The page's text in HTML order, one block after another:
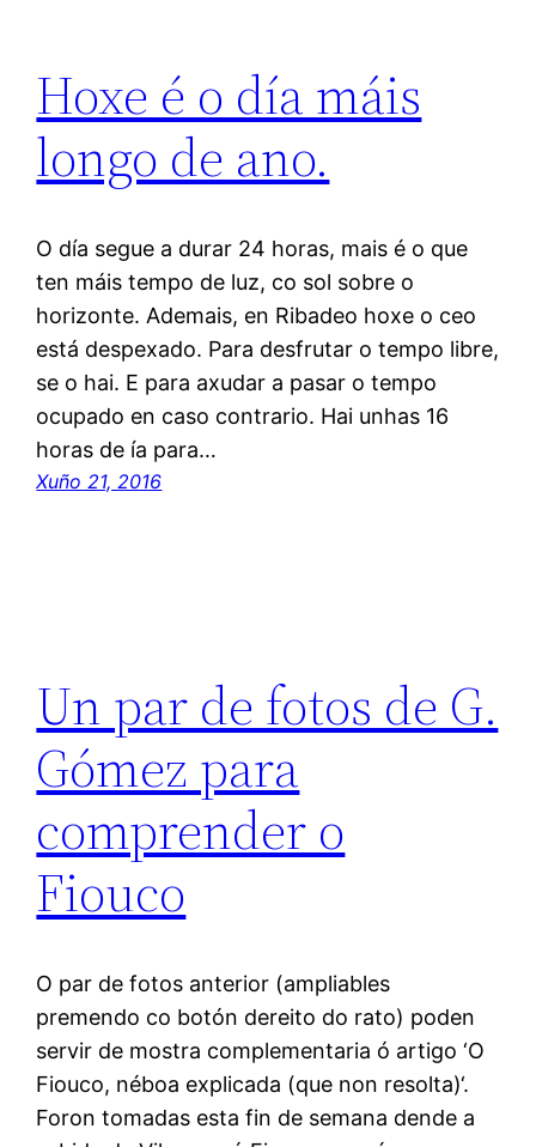
Hoxe é o día máis
longo de ano.
O día segue a durar 24 horas, mais é o que
ten máis tempo de luz, co sol sobre o
horizonte. Ademais, en Ribadeo hoxe o ceo
está despexado. Para desfrutar o tempo libre,
se o hai. E para axudar a pasar o tempo
ocupado en caso contrario. Hai unhas 16
horas de ía para…
Xuño 21, 2016
Un par de fotos de G.
Gómez para
comprender o
Fiouco
O par de fotos anterior (ampliables
premendo co botón dereito do rato) poden
servir de mostra complementaria ó artigo ‘O
Fiouco, néboa explicada (que non resolta)‘.
Foron tomadas esta fin de semana dende a